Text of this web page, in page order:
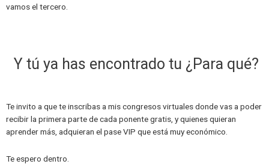
vamos el tercero.
Y tú ya has encontrado tu ¿Para qué?
Te invito a que te inscribas a mis congresos virtuales donde vas a poder
recibir la primera parte de cada ponente gratis, y quienes quieran
aprender más, adquieran el pase VIP que está muy económico.
Te espero dentro.